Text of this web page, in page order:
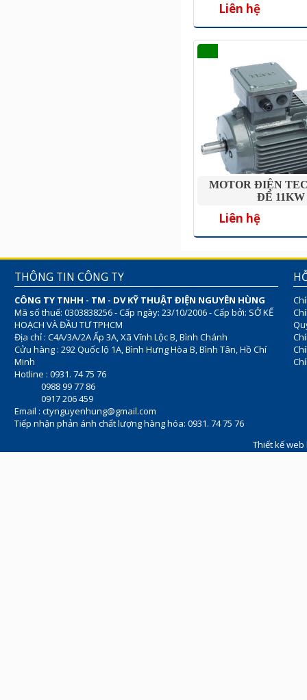
Liên hệ
MOTOR ĐIỆN
ĐẾ 11KW
Liên hệ
THÔNG TIN CÔNG TY
CÔNG TY TNHH - TM - DV KỸ THUẬT ĐIỆN NGUYÊN HÙNG
Mã số thuế: 0303838256 - Cấp ngày: 23/10/2006 - Cấp bởi: SỞ KẾ
HOẠCH VÀ ĐẦU TƯ TPHCM
Địa chỉ : C4A/3A/2A Ấp 3A, Xã Vĩnh Lộc B, Bình Chánh
Cửu hàng : 292 Quốc lộ 1A, Bình Hưng Hòa B, Bình Tân, Hồ Chí
Minh
Hotline : 0931. 74 75 76
0988 99 77 86
0917 206 459
Email : ctynguyenhung@gmail.com
Tiếp nhận phản ánh chất lượng hàng hóa: 0931. 74 75 76
Thiết kế web